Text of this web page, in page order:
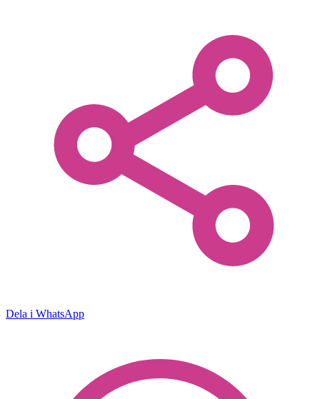
Dela i WhatsApp